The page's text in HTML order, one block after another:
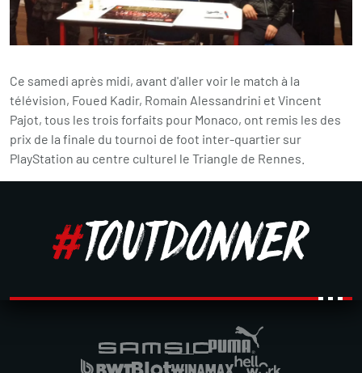
Ce samedi après midi, avant d'aller voir le match à la
télévision, Foued Kadir, Romain Alessandrini et Vincent
Pajot, tous les trois forfaits pour Monaco, ont remis les des
prix de la finale du tournoi de foot inter-quartier sur
PlayStation au centre culturel le Triangle de Rennes.